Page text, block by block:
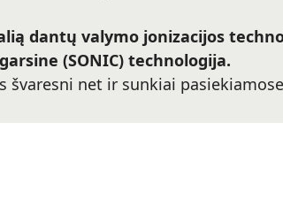
dantų valymo jonizacijos
garsine (SONIC) technologija.
švaresni net ir sunkiai